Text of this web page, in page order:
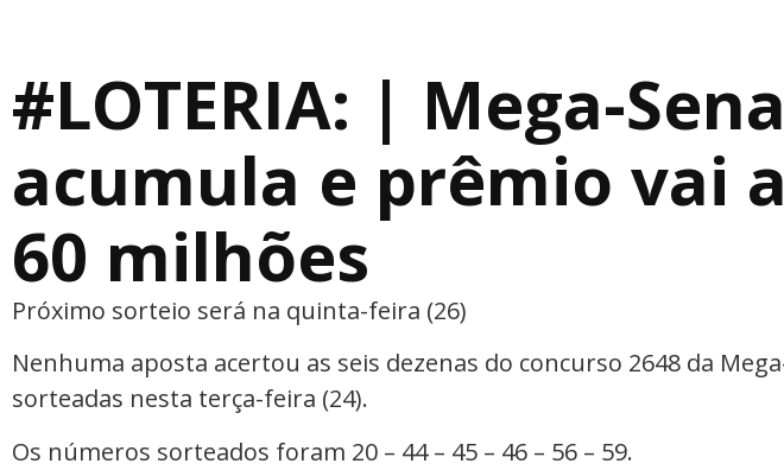
#LOTERIA: | Mega-Sena
acumula e prêmio vai
60 milhões
Próximo sorteio será na quinta-feira (26)
Nenhuma aposta acertou as seis dezenas do concurso 2648 da
sorteadas nesta terça-feira (24).
Os números sorteados foram 20 – 44 – 45 – 46 – 56 – 59.